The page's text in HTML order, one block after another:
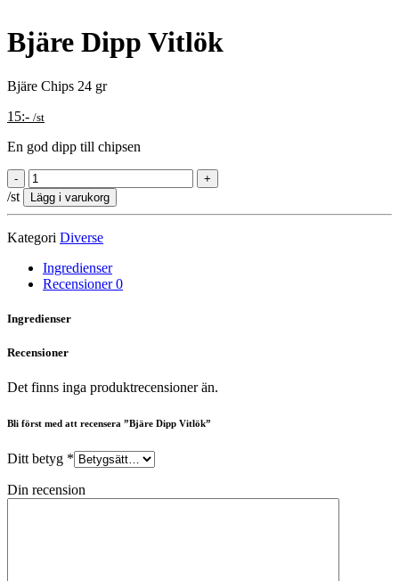
Bjäre Dipp Vitlök
Bjäre Chips 24 gr
15:- /st
En god dipp till chipsen
/st Lägg i varukorg
Kategori Diverse
Ingredienser
Recensioner0
Ingredienser
Recensioner
Det finns inga produktrecensioner än.
Bli först med att recensera ”Bjäre Dipp Vitlök”
Ditt betyg *
Din recension